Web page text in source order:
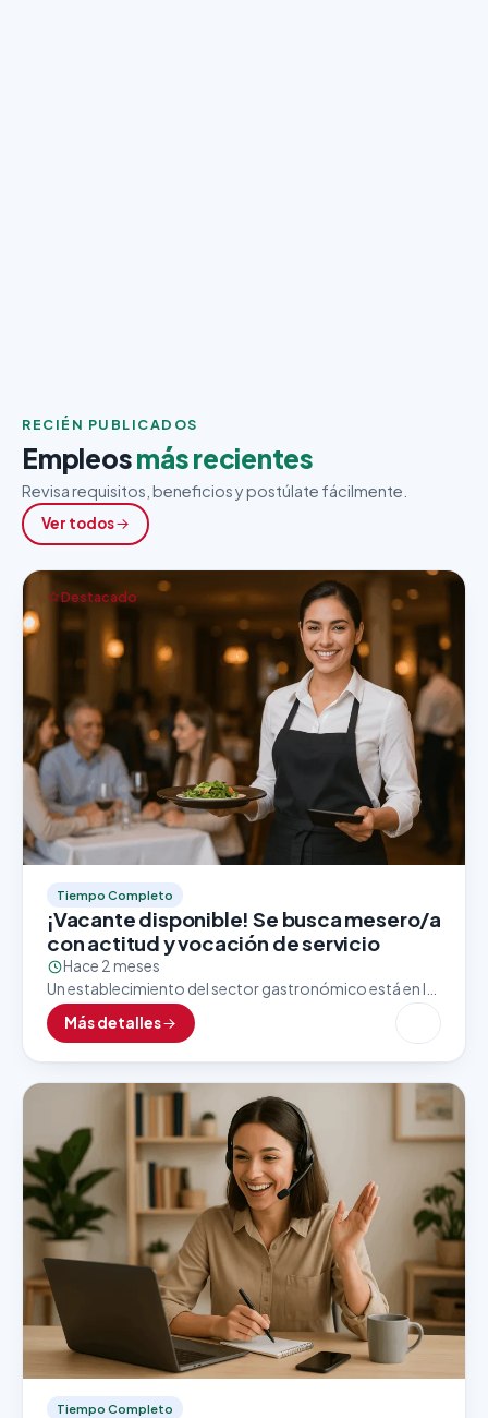
RECIÉN PUBLICADOS
Empleosmás recientes
Revisa requisitos, beneficios y postúlate fácilmente.
Ver todos
Destacado
Tiempo Completo
¡Vacante disponible! Se busca mesero/a
con actitud y vocación de servicio
Hace 2 meses
Un establecimiento del sector gastronómico está en la
búsqueda activa de un/a mesero/a con excelente
presentación, trato amable y enfoque al cliente. Esta
vacante…
Más detalles
Tiempo Completo